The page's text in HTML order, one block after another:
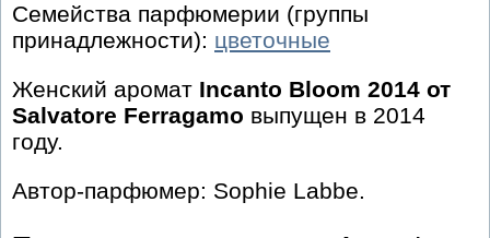
Семейства парфюмерии (группы
принадлежности): цветочные
Женский аромат Incanto Bloom 2014 от
Salvatore Ferragamo выпущен в 2014
году.
Автор-парфюмер: Sophie Labbe.